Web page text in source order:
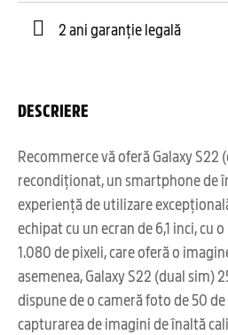
2 ani garanție legală
DESCRIERE
Recommerce vă oferă Galaxy S22
recondiționat, un smartphone de
experiență de utilizare
echipat cu un ecran de 6,1 inci, cu
1.080 de pixeli, care oferă o
asemenea, Galaxy S22 (dual sim)
dispune de o cameră foto de 50
capturarea de imagini de înaltă